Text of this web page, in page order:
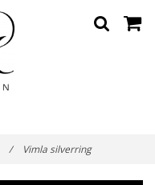
/ Vimla silverring